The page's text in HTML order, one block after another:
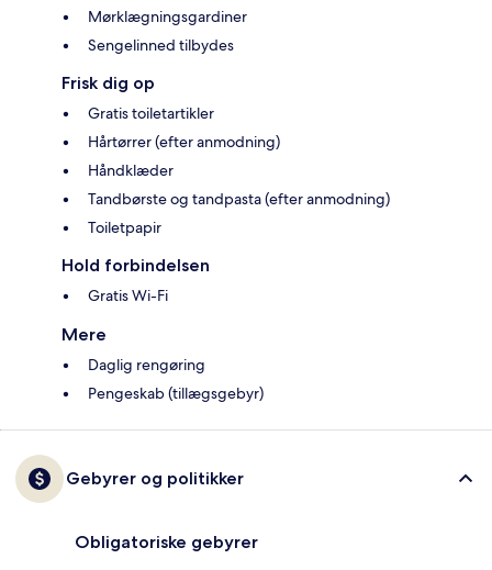
Mørklægningsgardiner
Sengelinned tilbydes
Frisk dig op
Gratis toiletartikler
Hårtørrer (efter anmodning)
Håndklæder
Tandbørste og tandpasta (efter anmodning)
Toiletpapir
Hold forbindelsen
Gratis Wi-Fi
Mere
Daglig rengøring
Pengeskab (tillægsgebyr)
Gebyrer og politikker
Obligatoriske gebyrer